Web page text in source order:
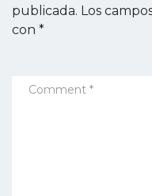
publicada. Los
con *